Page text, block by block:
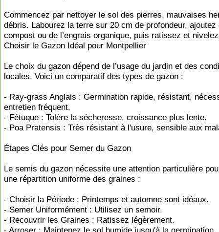
Commencez par nettoyer le sol des pierres, mauvaises
débris. Labourez la terre sur 20 cm de profondeur, ajoutez
compost ou de l’engrais organique, puis ratissez et
Choisir le Gazon Idéal pour Montpellier
Le choix du gazon dépend de l’usage du jardin et des
locales. Voici un comparatif des types de gazon :
- Ray-grass Anglais : Germination rapide, résistant,
entretien fréquent.
- Fétuque : Tolère la sécheresse, croissance plus lente.
- Poa Pratensis : Très résistant à l'usure, sensible aux
Étapes Clés pour Semer du Gazon
Le semis du gazon nécessite une attention particulière
une répartition uniforme des graines :
- Choisir la Période : Printemps et automne sont idéaux.
- Semer Uniformément : Utilisez un semoir.
- Recouvrir les Graines : Ratissez légèrement.